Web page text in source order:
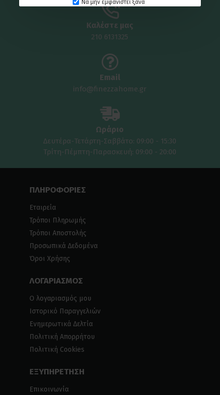
Να μην εμφανιστεί ξανά
Καλέστε μας
210 6131325
Email
info@finezzahome.gr
Ωράριο
Δευτέρα-Τετάρτη-Σαββάτο: 09:00 - 15:30
Τρίτη-Πέμπτη-Παρασκευή: 09:00 - 20:00
ΠΛΗΡΟΦΟΡΙΕΣ
Εταιρεία
Τρόποι Πληρωμής
Τρόποι Αποστολής
Προσωπικά Δεδομένα
Όροι Χρήσης
ΛΟΓΑΡΙΑΣΜΟΣ
Ο λογαριασμός μου
Ιστορικό Παραγγελιών
Ενημερωτικά Δελτία
Πολιτική Απορρήτου
Πολιτική Cookies
ΕΞΥΠΗΡΕΤΗΣΗ
Επικοινωνία